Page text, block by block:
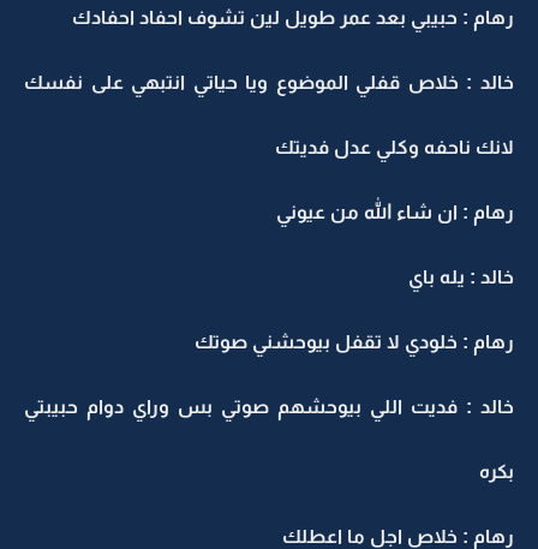
: حبيبي بعد عمر طويل لين تشوف احفاد احفادك
: خلاص قفلي الموضوع ويا حياتي انتبهي على نفسك
ناحفه وكلي عدل فديتك
: ان شاء الله من عيوني
: يله باي
: خلودي لا تقفل بيوحشني صوتك
: فديت اللي بيوحشهم صوتي بس وراي دوام حبيبتي
: خلاص اجل ما اعطلك